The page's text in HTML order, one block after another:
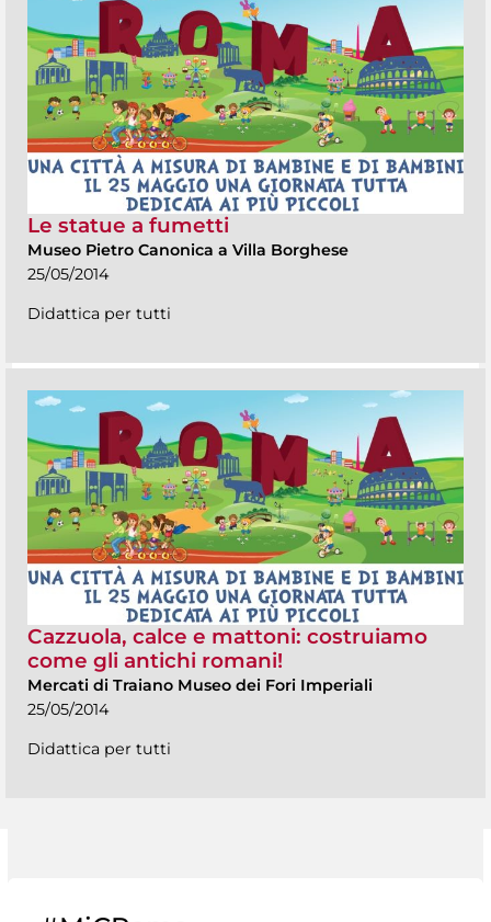
Le statue a fumetti
Museo Pietro Canonica a Villa Borghese
25/05/2014
Didattica per tutti
Cazzuola, calce e mattoni: costruiamo
come gli antichi romani!
Mercati di Traiano Museo dei Fori Imperiali
25/05/2014
Didattica per tutti